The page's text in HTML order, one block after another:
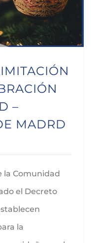
–
MADRD
la Comunidad
el Decreto
la